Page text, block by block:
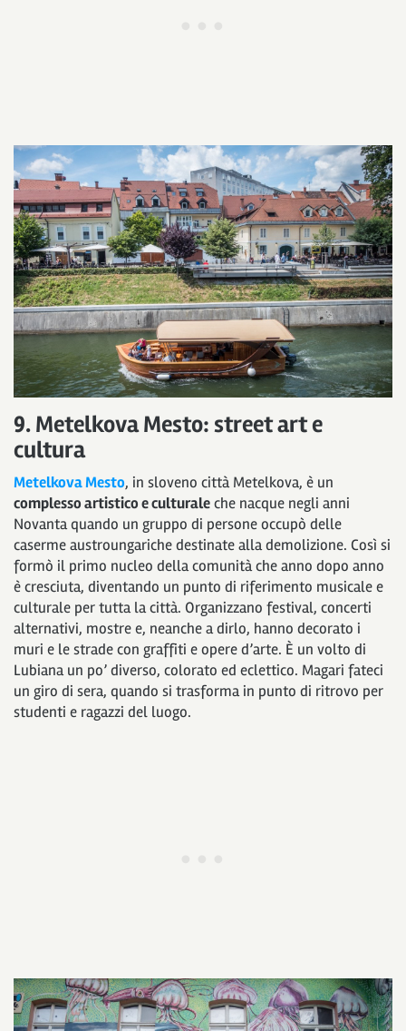
9. Metelkova Mesto: street art e
cultura
Metelkova Mesto, in sloveno città Metelkova, è un
complesso artistico e culturaleche nacque negli anni
Novanta quando un gruppo di persone occupò delle
caserme austroungariche destinate alla demolizione. Così si
formò il primo nucleo della comunità che anno dopo anno
è cresciuta, diventando un punto di riferimento musicale e
culturale per tutta la città. Organizzano festival, concerti
alternativi, mostre e, neanche a dirlo, hanno decorato i
muri e le strade con graffiti e opere d’arte. È un volto di
Lubiana un po’ diverso, colorato ed eclettico. Magari fateci
un giro di sera, quando si trasforma in punto di ritrovo per
studenti e ragazzi del luogo.